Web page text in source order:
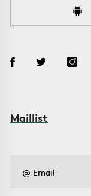
Maillist